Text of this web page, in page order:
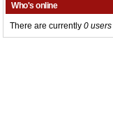
Who's online
There are currently 0 users